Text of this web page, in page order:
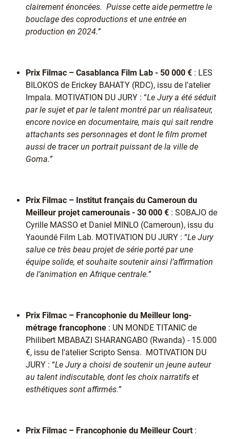
clairement énoncées. Puisse cette aide permettre le
bouclage des coproductions et une entrée en
production en 2024.”
Prix Filmac – Casablanca Film Lab - 50 000 € : LES
BILOKOS de Erickey BAHATY (RDC), issu de l'atelier
Impala. MOTIVATION DU JURY : “Le Jury a été séduit
par le sujet et par le talent montré par un réalisateur,
encore novice en documentaire, mais qui sait rendre
attachants ses personnages et dont le film promet
aussi de tracer un portrait puissant de la ville de
Goma.”
Prix Filmac – Institut français du Cameroun du
Meilleur projet camerounais - 30 000 € : SOBAJO de
Cyrille MASSO et Daniel MINLO (Cameroun), issu du
Yaoundé Film Lab. MOTIVATION DU JURY : “Le Jury
salue ce très beau projet de série porté par une
équipe solide, et souhaite soutenir ainsi l’affirmation
de l’animation en Afrique centrale.”
Prix Filmac – Francophonie du Meilleur long-
métrage francophone : UN MONDE TITANIC de
Philibert MBABAZI SHARANGABO (Rwanda) - 15.000
€, issu de l'atelier Scripto Sensa. MOTIVATION DU
JURY : “Le Jury a choisi de soutenir un jeune auteur
au talent indiscutable, dont les choix narratifs et
esthétiques sont affirmés.”
Prix Filmac – Francophonie du Meilleur Court :